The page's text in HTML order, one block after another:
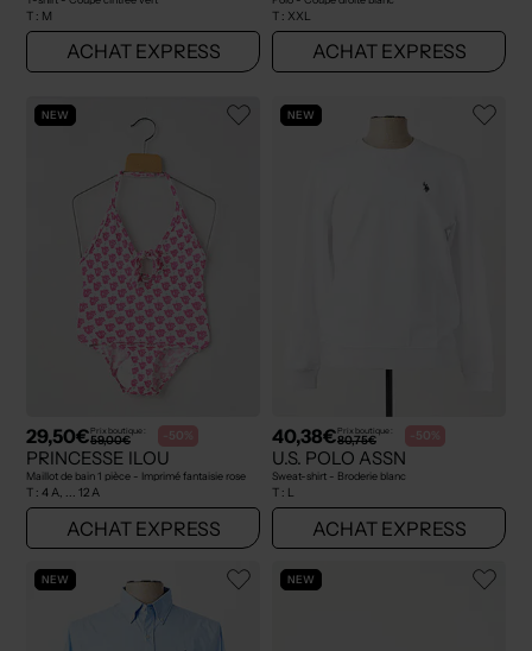
T : M
ACHAT EXPRESS
T : XXL
ACHAT EXPRESS
NEW
29,50€Prix boutique :
59,00€ -50%
PRINCESSE ILOU
Maillot de bain 1 pièce - Imprimé fantaisie rose
T : 4 A, ... 12 A
ACHAT EXPRESS
NEW
40,38€Prix boutique :
80,75€ -50%
U.S. POLO ASSN
Sweat-shirt - Broderie blanc
T : L
ACHAT EXPRESS
NEW NEW